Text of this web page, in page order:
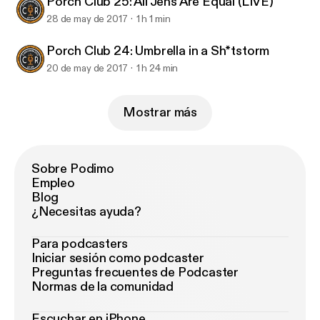
28 de may de 2017 1 h 1 min
Porch Club 24: Umbrella in a Sh*tstorm
20 de may de 2017 1 h 24 min
Mostrar más
Sobre Podimo
Empleo
Blog
¿Necesitas ayuda?
Para podcasters
Iniciar sesión como podcaster
Preguntas frecuentes de Podcaster
Normas de la comunidad